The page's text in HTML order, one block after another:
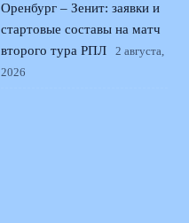
Оренбург – Зенит: заявки и
стартовые составы на матч
второго тура РПЛ
2 августа,
2026